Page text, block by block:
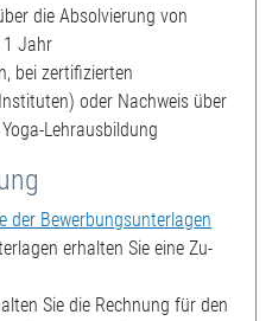
die Absolvierung von
1 Jahr
bei zertifizierten
oder Nachweis über
Lehrausbildung
der Bewerbungsunterlagen
erhalten Sie eine Zu-
Sie die Rechnung für den